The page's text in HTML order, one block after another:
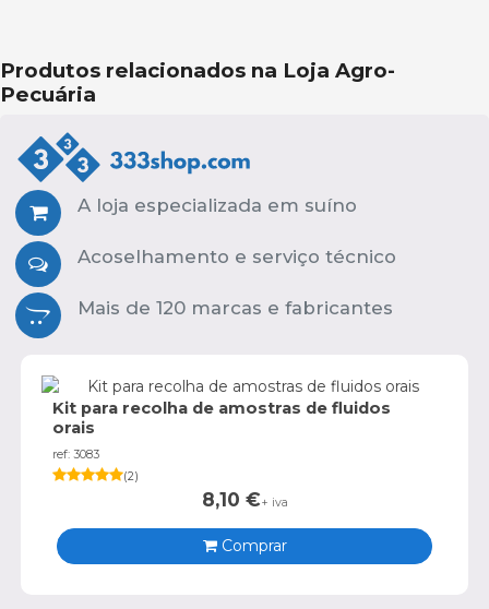
Produtos relacionados na Loja Agro-
Pecuária
A loja especializada em suíno
Acoselhamento e serviço técnico
Mais de 120 marcas e fabricantes
Kit para recolha de amostras de fluidos
orais
ref: 3083
(2)
8,10 €+ iva
Comprar